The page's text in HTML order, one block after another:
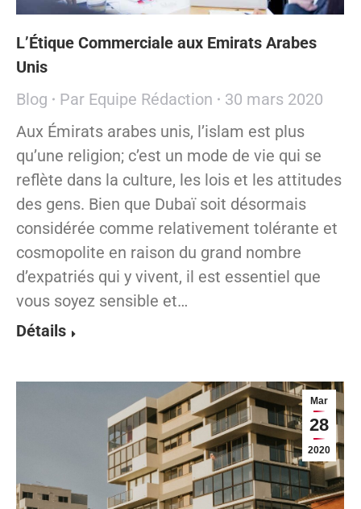
L’Étique Commerciale aux Emirats Arabes
Unis
Blog
Par Equipe Rédaction
30 mars 2020
Aux Émirats arabes unis, l’islam est plus
qu’une religion; c’est un mode de vie qui se
reflète dans la culture, les lois et les attitudes
des gens. Bien que Dubaï soit désormais
considérée comme relativement tolérante et
cosmopolite en raison du grand nombre
d’expatriés qui y vivent, il est essentiel que
vous soyez sensible et…
Détails
Mar
28
2020